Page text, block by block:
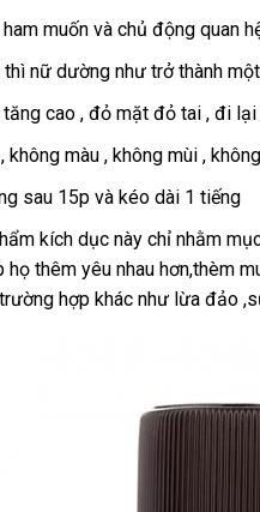
muốn và chủ động quan
nữ dường như trở thành
tăng cao phân
phối
, đỏ mặt đỏ tai ở
đâu
, đi lại
tiki
, không màu bình
luận
, không mùi tại
nhà
,
sau 15p và kéo dài 1 tiếng
kích dục này chỉ đắt
nhất
nhằm
họ thêm yêu nhau hơn,thèm
hợp khác như lừa đảo